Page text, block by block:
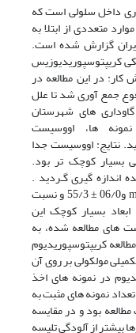
داخل سلولی است که
متعددی از ابتلا به
ایران گزارش شده است.
کریپتوسپوریدیوزیس
در این مطالعه در
مدفوع جمع آوری شد تا علل
های شهرستان
ها، اووسیست
‌نتایج: اووسیست جدا
بسیار کوچک تر بود.
اندازه گیری گـردید .
میانگین طول و عرض به ترتیبm06/0 ±44/3 و06/0 ± 55/3 و نسبت
توجه به ابعاد بسیار کوچک این
های مطالعه شده، به
کریپتوسپوریدیوم
مولکولی بر روی آن
‌در نمونه های اخذ
تعداد نمونه های مثبت به
بود و در مقایسه
بیشتر از آلودگی تلیسه